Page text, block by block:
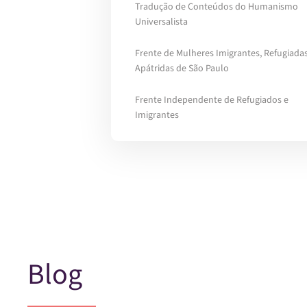
Tradução de Conteúdos do Humanismo
Universalista
Frente de Mulheres Imigrantes,
Apátridas de São Paulo
Frente Independente de Refugiados e
Imigrantes
Blog